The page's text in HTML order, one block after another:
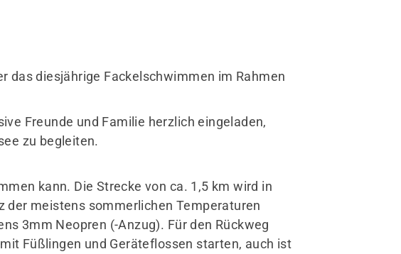
das diesjährige Fackelschwimmen im Rahmen
Freunde und Familie herzlich eingeladen,
zu begleiten.
kann. Die Strecke von ca. 1,5 km wird in
der meistens sommerlichen Temperaturen
3mm Neopren (-Anzug). Für den Rückweg
Füßlingen und Geräteflossen starten, auch ist